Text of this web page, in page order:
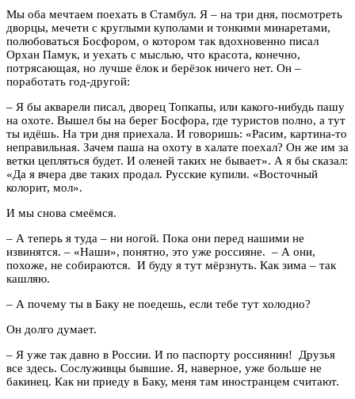
Мы оба мечтаем поехать в Стамбул. Я – на три дня, посмотреть
дворцы, мечети с круглыми куполами и тонкими минаретами,
полюбоваться Босфором, о котором так вдохновенно писал
Орхан Памук, и уехать с мыслью, что красота, конечно,
потрясающая, но лучше ёлок и берёзок ничего нет. Он –
поработать год-другой:
– Я бы акварели писал, дворец Топкапы, или какого-нибудь пашу
на охоте. Вышел бы на берег Босфора, где туристов полно, а тут
ты идёшь. На три дня приехала. И говоришь: «Расим, картина-то
неправильная. Зачем паша на охоту в халате поехал? Он же им за
ветки цепляться будет. И оленей таких не бывает». А я бы сказал:
«Да я вчера две таких продал. Русские купили. «Восточный
колорит, мол».
И мы снова смеёмся.
– А теперь я туда – ни ногой. Пока они перед нашими не
извинятся. – «Наши», понятно, это уже россияне. – А они,
похоже, не собираются. И буду я тут мёрзнуть. Как зима – так
кашляю.
– А почему ты в Баку не поедешь, если тебе тут холодно?
Он долго думает.
– Я уже так давно в России. И по паспорту россиянин! Друзья
все здесь. Сослуживцы бывшие. Я, наверное, уже больше не
бакинец. Как ни приеду в Баку, меня там иностранцем считают.